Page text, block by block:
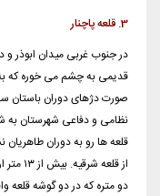
3. قلعه پاچنار
در جنوب غربی میدان ابوذر و
قدیمی به چشم می خوره که
صورت دژهای دوران باستان
نظامی و دفاعی شهرستان به
قلعه ها رو به دوران
از
دو متره که در دو گوشه قلعه